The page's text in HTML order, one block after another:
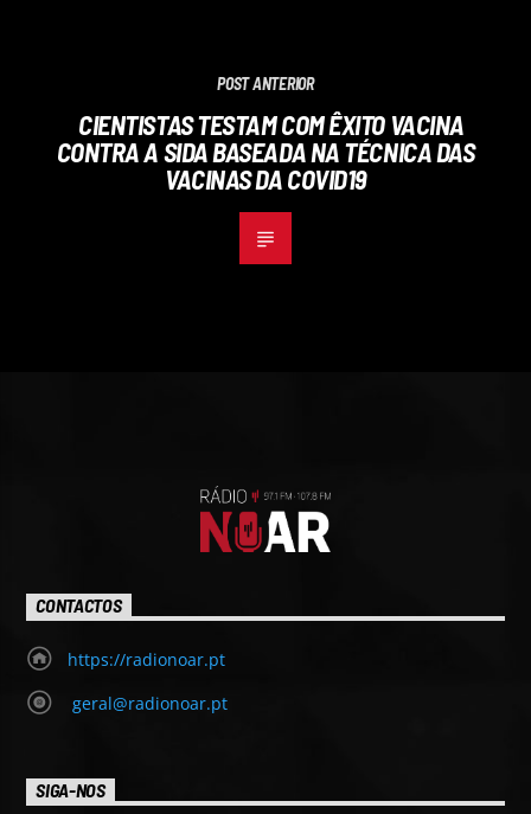
POST ANTERIOR
CIENTISTAS TESTAM COM ÊXITO VACINA
CONTRA A SIDA BASEADA NA TÉCNICA DAS
VACINAS DA COVID19
CONTACTOS
https://radionoar.pt
geral@radionoar.pt
SIGA-NOS